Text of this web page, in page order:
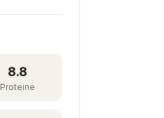
8.8
Proteine